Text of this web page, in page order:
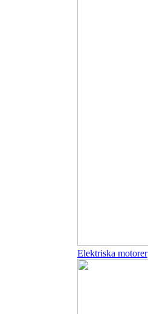
Elektriska motorer